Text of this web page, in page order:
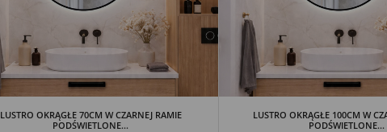
LUSTRO OKRĄGŁE 70CM W CZARNEJ RAMIE
PODŚWIETLONE...
LUSTRO OKRĄGŁE 100CM W
PODŚWIETLONE...